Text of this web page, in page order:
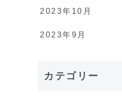
2023年10月
2023年9月
カテゴリー